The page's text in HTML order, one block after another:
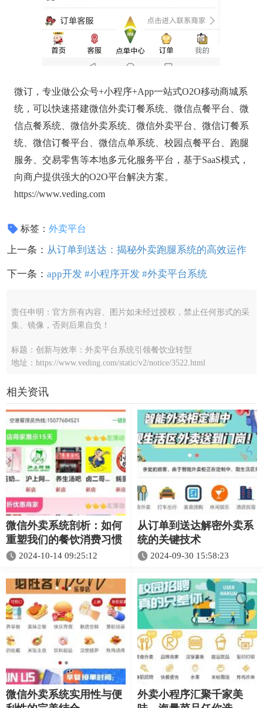
微订，专业做公众号+小程序+App一站式O2O移动商城系
统，可以快速搭建微信外卖订餐系统、微信点餐平台、微
信点餐系统、微信外卖系统、微信外卖平台、微信订餐系
统、微信订餐平台、微信点单系统、校园点餐平台、跑腿
服务、交易零售等本地多元化服务平台，基于SaaS模式，
向商户提供强大的O2O平台解决方案。
https://www.veding.com
标签：外卖平台
上一条： 从订单到送达：揭秘外卖跑腿系统的高效运作
下一条： app开发 #小程序开发 #外卖平台系统
责任申明：官方所有内容、图片如未经过授权，禁止任何形式的采
集、镜像，否则后果自负！
标题：创新与效率：外卖平台系统引领餐饮业转型
地址：https://www.veding.com/static/v2/notice/3522.html
相关资讯
微信外卖系统剖析：如何
重塑我们的餐饮消费习惯
2024-10-14 09:25:12
从订单到送达解密外卖系
统的关键技术
2024-09-30 15:58:23
微信外卖系统实用性与便
外卖小程序汇聚千家美